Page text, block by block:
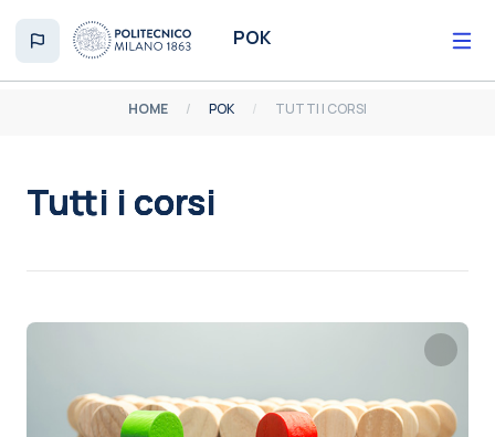
POK
HOME POK TUTTI I CORSI
Tutti i corsi